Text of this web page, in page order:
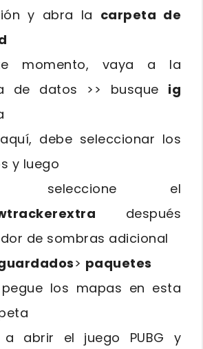
y abra la carpeta de
momento, vaya a la
de datos >> busque ig
debe seleccionar los
y luego
seleccione el
después
de sombras adicional
> paquetes
los mapas en esta
a abrir el juego PUBG y